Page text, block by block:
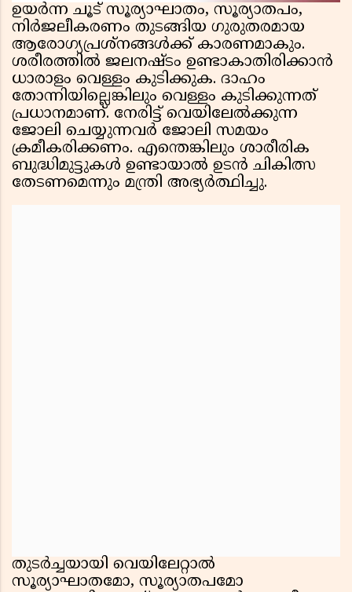
ഉയർന്ന ചൂട് സൂര്യാഘാതം, സൂര്യാതപം,
നിർജലീകരണം തുടങ്ങിയ ഗുരുതരമായ
ആരോഗ്യപ്രശ്നങ്ങൾക്ക് കാരണമാകും.
ശരീരത്തിൽ ജലനഷ്ടം ഉണ്ടാകാതിരിക്കാൻ
ധാരാളം വെള്ളം കുടിക്കുക. ദാഹം
തോന്നിയില്ലെങ്കിലും വെള്ളം കുടിക്കുന്നത്
പ്രധാനമാണ്. നേരിട്ട് വെയിലേൽക്കുന്ന
ജോലി ചെയ്യുന്നവർ ജോലി സമയം
ക്രമീകരിക്കണം. എന്തെങ്കിലും ശാരീരിക
ബുദ്ധിമുട്ടുകൾ ഉണ്ടായാൽ ഉടൻ ചികിത്സ
തേടണമെന്നും മന്ത്രി അഭ്യര്‍ത്ഥിച്ചു.
തുടര്‍ച്ചയായി വെയിലേറ്റാല്‍
സൂര്യാഘാതമോ, സൂര്യാതപമോ